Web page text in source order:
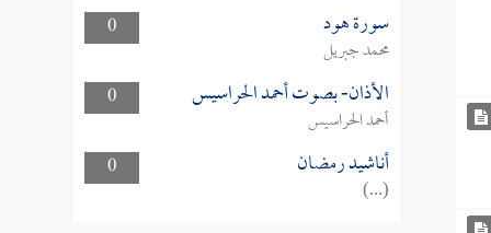
0
سورة هود
محمد جبريل
0
الأذان- بصوت أحمد الحراسيس
أحمد الحراسيس
0
أناشيد رمضان
(...)